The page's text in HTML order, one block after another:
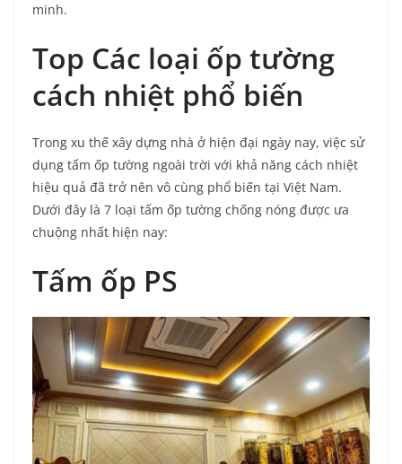
minh.
Top Các loại ốp tường
cách nhiệt phổ biến
Trong xu thế xây dựng nhà ở hiện đại ngày nay, việc sử
dụng tấm ốp tường ngoài trời với khả năng cách nhiệt
hiệu quả đã trở nên vô cùng phổ biến tại Việt Nam.
Dưới đây là 7 loại tấm ốp tường chống nóng được ưa
chuộng nhất hiện nay:
Tấm ốp PS